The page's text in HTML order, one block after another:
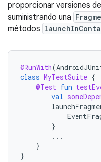
proporcionar versiones
suministrando una
métodos
@RunWith(
class MyTestSuite {
@Test fun
val
}
...
}
}